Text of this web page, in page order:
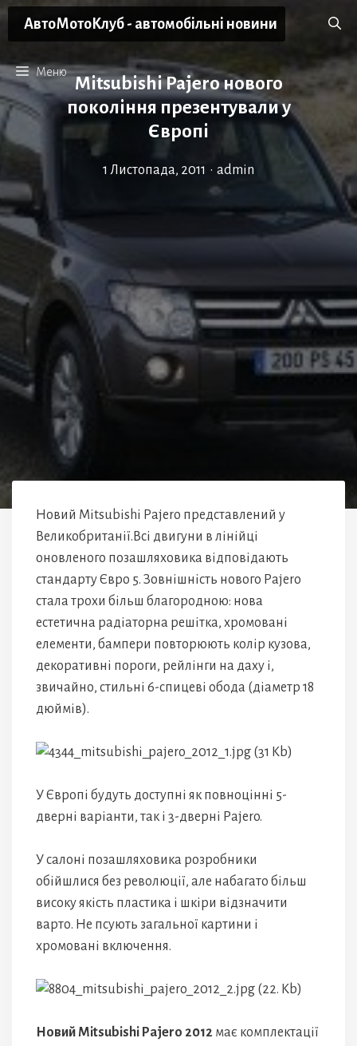
Перейти
АвтоМотоКлуб - автомобільні новини
Меню
Mitsubishi Pajero нового
покоління презентували у
Європі
1 Листопада, 2011 • admin
Новий Mitsubishi Pajero представлений у
Великобританії.Всі двигуни в лінійці
оновленого позашляховика відповідають
стандарту Євро 5. Зовнішність нового Pajero
стала трохи більш благородною: нова
естетична радіаторна решітка, хромовані
елементи, бампери повторюють колір кузова,
декоративні пороги, рейлінги на даху і,
звичайно, стильні 6-спицеві обода (діаметр 18
дюймів).
У Європі будуть доступні як повноцінні 5-
дверні варіанти, так і 3-дверні Pajero.
У салоні позашляховика розробники
обійшлися без революції, але набагато більш
високу якість пластика і шкіри відзначити
варто. Не псують загальної картини і
хромовані включення.
Новий Mitsubishi Pajero 2012 має комплектації